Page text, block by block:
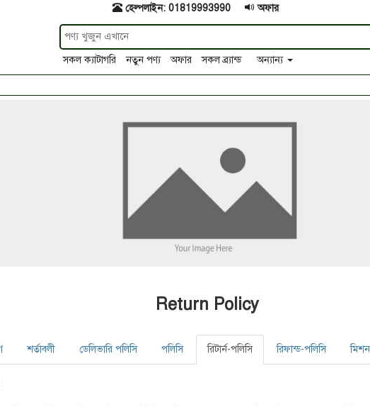
হেল্পলাইন: 01819993990 অফার
সকল ক্যাটাগরি নতুন পণ্য অফার সকল ব্র্যান্ড অন্যান্য
Return Policy
শর্তাবলী ডেলিভারি পলিসি পলিসি রিটার্ন-পলিসি রিফান্ড-পলিসি মিশন